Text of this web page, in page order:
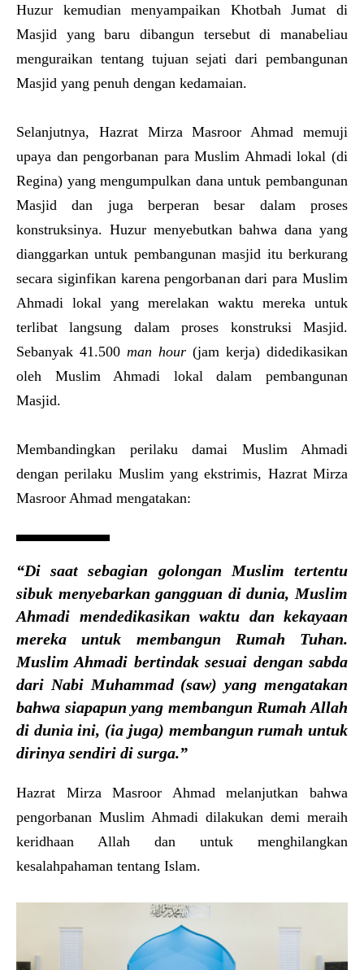
Huzur kemudian menyampaikan Khotbah Jumat di
Masjid yang baru dibangun tersebut di manabeliau
menguraikan tentang tujuan sejati dari pembangunan
Masjid yang penuh dengan kedamaian.
Selanjutnya, Hazrat Mirza Masroor Ahmad memuji
upaya dan pengorbanan para Muslim Ahmadi lokal (di
Regina) yang mengumpulkan dana untuk pembangunan
Masjid dan juga berperan besar dalam proses
konstruksinya. Huzur menyebutkan bahwa dana yang
dianggarkan untuk pembangunan masjid itu berkurang
secara siginfikan karena pengorbanan dari para Muslim
Ahmadi lokal yang merelakan waktu mereka untuk
terlibat langsung dalam proses konstruksi Masjid.
Sebanyak 41.500 man hour (jam kerja) didedikasikan
oleh Muslim Ahmadi lokal dalam pembangunan
Masjid.
Membandingkan perilaku damai Muslim Ahmadi
dengan perilaku Muslim yang ekstrimis, Hazrat Mirza
Masroor Ahmad mengatakan:
“Di saat sebagian golongan Muslim tertentu
sibuk menyebarkan gangguan di dunia, Muslim
Ahmadi mendedikasikan waktu dan kekayaan
mereka untuk membangun Rumah Tuhan.
Muslim Ahmadi bertindak sesuai dengan sabda
dari Nabi Muhammad (saw) yang mengatakan
bahwa siapapun yang membangun Rumah Allah
di dunia ini, (ia juga) membangun rumah untuk
dirinya sendiri di surga.”
Hazrat Mirza Masroor Ahmad melanjutkan bahwa
pengorbanan Muslim Ahmadi dilakukan demi meraih
keridhaan Allah dan untuk menghilangkan
kesalahpahaman tentang Islam.